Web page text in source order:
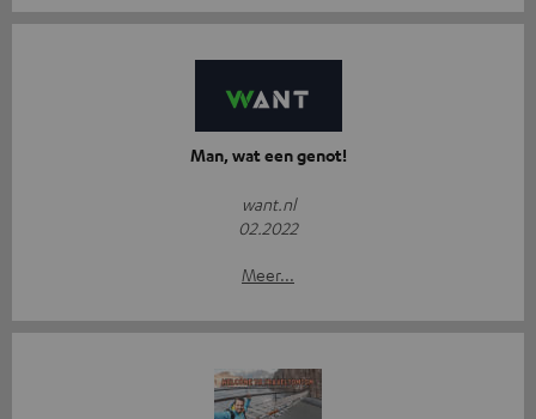
Man, wat een genot!
want.nl
02.2022
Meer...